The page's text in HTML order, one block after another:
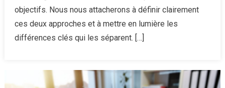
vrai
du
objectifs. Nous nous attacherons à définir clairement
ces deux approches et à mettre en lumière les
différences clés qui les séparent. […]